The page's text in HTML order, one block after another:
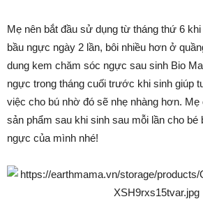
Mẹ nên bắt đầu sử dụng từ tháng thứ 6
bầu ngực ngày 2 lần, bôi nhiều hơn ở
dung kem chăm sóc ngực sau sinh Bio
ngực trong tháng cuối trước khi sinh giúp
việc cho bú nhờ đó sẽ nhẹ nhàng hơn.
sản phẩm sau khi sinh sau mỗi lần cho bé
ngực của mình nhé!